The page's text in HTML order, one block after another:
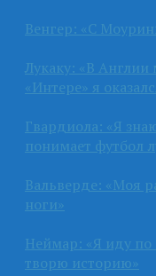
Венгер: «С
Лукаку: «В
«Интере» я
Гвардиола: «Я
понимает футбол
Вальверде: «Моя
ноги»
Неймар: «Я иду по
творю историю»